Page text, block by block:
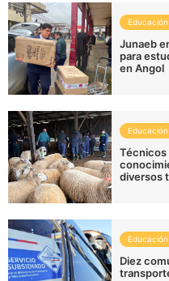
Educación
Junaeb
para
en Angol
Educación
Técnicos
diversos
Educación
Diez